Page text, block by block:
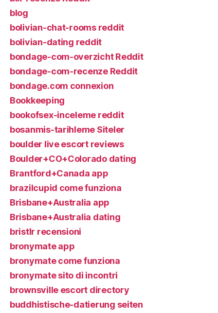
blog
bolivian-chat-rooms reddit
bolivian-dating reddit
bondage-com-overzicht Reddit
bondage-com-recenze Reddit
bondage.com connexion
Bookkeeping
bookofsex-inceleme reddit
bosanmis-tarihleme Siteler
boulder live escort reviews
Boulder+CO+Colorado dating
Brantford+Canada app
brazilcupid come funziona
Brisbane+Australia app
Brisbane+Australia dating
bristlr recensioni
bronymate app
bronymate come funziona
bronymate sito di incontri
brownsville escort directory
buddhistische-datierung seiten